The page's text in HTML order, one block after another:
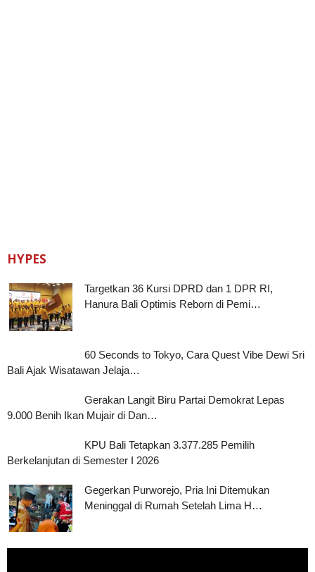
HYPES
Targetkan 36 Kursi DPRD dan 1 DPR RI,
Hanura Bali Optimis Reborn di Pemi…
60 Seconds to Tokyo, Cara Quest Vibe Dewi Sri
Bali Ajak Wisatawan Jelaja…
Gerakan Langit Biru Partai Demokrat Lepas
9.000 Benih Ikan Mujair di Dan…
KPU Bali Tetapkan 3.377.285 Pemilih
Berkelanjutan di Semester I 2026
Gegerkan Purworejo, Pria Ini Ditemukan
Meninggal di Rumah Setelah Lima H…